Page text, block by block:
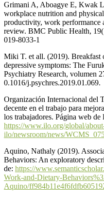
Grimani A, Aboagye E, Kwak
workplace nutrition and
productivity, work performance
review. BMC Public Health,
019-8033-1
Miki T. et all. (2019). Breakfast
depressive symptoms: The
Psychiatry Research, volumen
0.1016/j.psychres.2019.01.069.
Organización Internacional del
decente en el trabajo para
los trabajadores. Página web
https://www.ilo.org/global/
ilo/newsroom/news/
Aquino, Nathaly (2019).
Behaviors: An exploratory
de: https://
Work-and-Dietary-
Aquino/